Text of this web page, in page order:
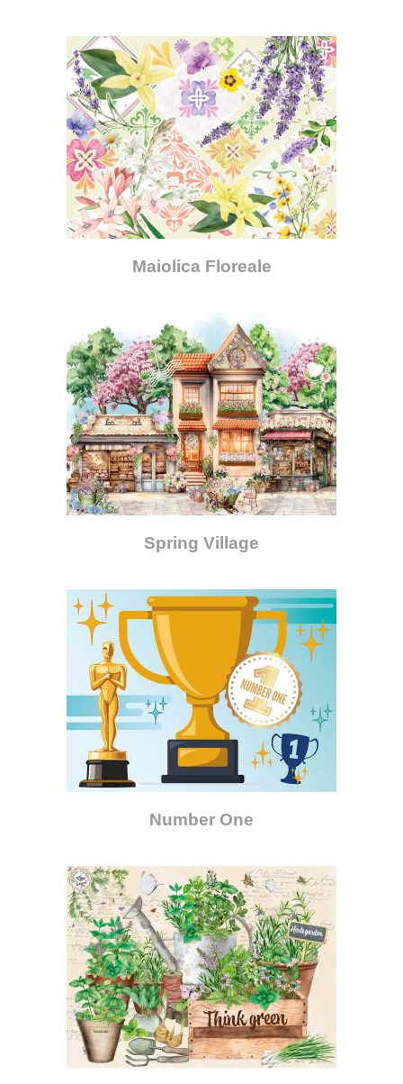
Maiolica Floreale
Spring Village
Number One